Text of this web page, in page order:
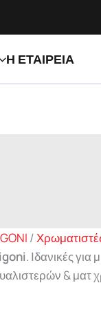
Η ΕΤΑΙΡΕΙΑ
/
. Ιδανικές για
& ματ